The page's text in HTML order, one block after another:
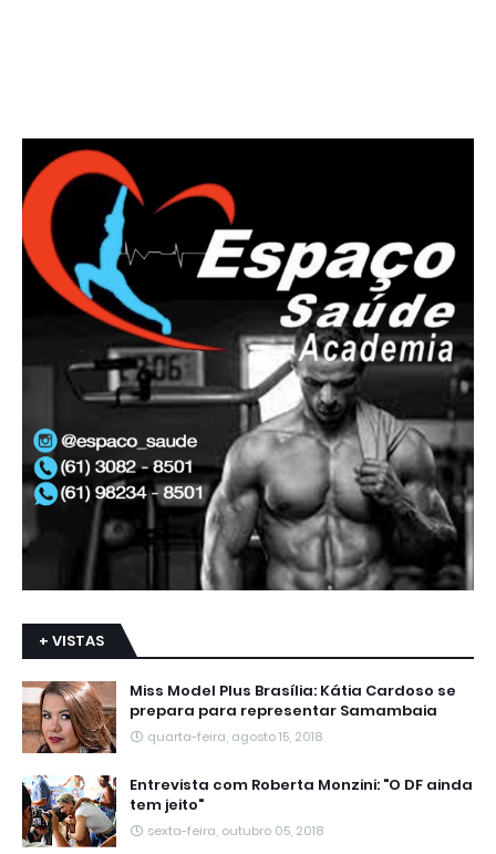
+ VISTAS
Miss Model Plus Brasília: Kátia Cardoso se
prepara para representar Samambaia
quarta-feira, agosto 15, 2018
Entrevista com Roberta Monzini: "O DF ainda
tem jeito"
sexta-feira, outubro 05, 2018